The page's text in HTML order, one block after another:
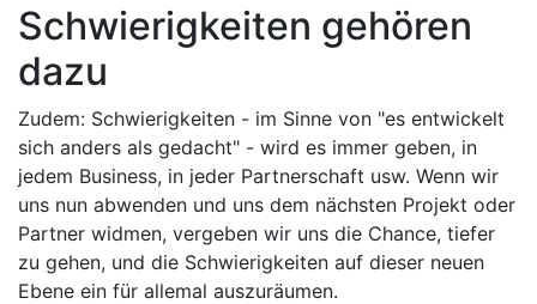
Schwierigkeiten gehören
dazu
Zudem: Schwierigkeiten - im Sinne von "es entwickelt
sich anders als gedacht" - wird es immer geben, in
jedem Business, in jeder Partnerschaft usw. Wenn wir
uns nun abwenden und uns dem nächsten Projekt oder
Partner widmen, vergeben wir uns die Chance, tiefer
zu gehen, und die Schwierigkeiten auf dieser neuen
Ebene ein für allemal auszuräumen.